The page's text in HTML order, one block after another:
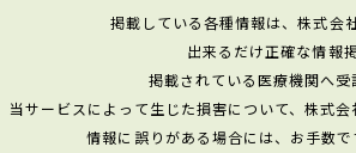
掲載している各種情報は、株式会
出来るだけ正確な情報
掲載されている医療機関へ
当サービスによって生じた損害について、株式
情報に誤りがある場合には、お手数